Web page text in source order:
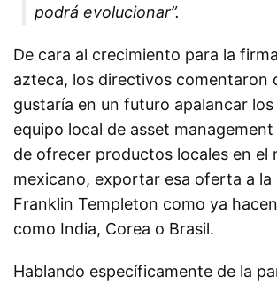
podrá evolucionar”.
De cara al crecimiento para la
azteca, los directivos comentaron
gustaría en un futuro apalancar
equipo local de asset
de ofrecer productos locales en el
mexicano, exportar esa oferta a la
Franklin Templeton como ya
como India, Corea o Brasil.
Hablando específicamente de la